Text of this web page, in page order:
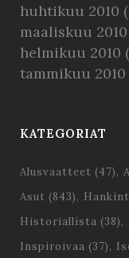
huhtikuu 2010
maaliskuu 2010
helmikuu 2010
tammikuu 2010
KATEGORIAT
Alusvaatteet (47)
Asut (843)
Historiallista (38)
Inspiroivaa (37)